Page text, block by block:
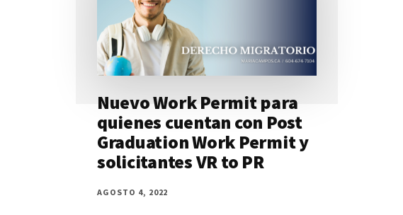
Nuevo Work Permit para
quienes cuentan con Post
Graduation Work Permit y
solicitantes VR to PR
AGOSTO 4, 2022